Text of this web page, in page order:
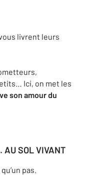
livrent leurs
Ici, on met les
son amour du
AU SOL VIVANT
qu’un pas.